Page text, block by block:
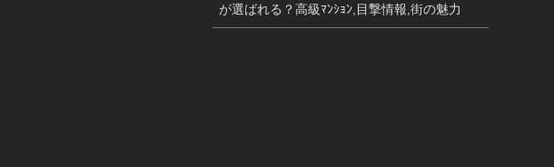
が選ばれる？高級ﾏﾝｼｮﾝ,目撃情報,街の魅力